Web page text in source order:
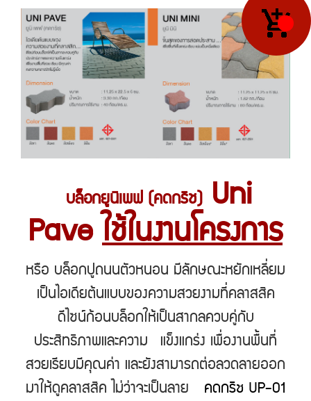
บล็อกยูนิเพฟ (คดกริช)
Uni
Pave ใช้ในงานโครงการ
หรือ บล็อกปูถนนตัวหนอน มีลักษณะหยักเหลี่ยม
เป็นไอเดียต้นแบบของความสวยงามที่คลาสสิค
ดีไซน์ก้อนบล็อกให้เป็นสากลควบคู่กับ
ประสิทธิภาพและความ แข็งแกร่ง เพื่องานพื้นที่
สวยเรียบมีคุณค่า และยังสามารถต่อลวดลายออก
มาให้ดูคลาสสิค ไม่ว่าจะเป็นลาย คดกริช UP-01